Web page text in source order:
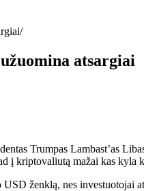
atsargiai
Trumpas Lambast’as
į kriptovaliutą mažai kas
ženklą, nes investuotojai